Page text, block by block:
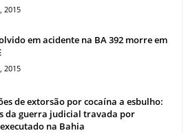
2015
em acidente na BA 392 morre em
2015
de extorsão por cocaína a esbulho:
da guerra judicial travada por
na Bahia